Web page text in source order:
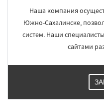
Наша компания
Южно-Сахалинске,
систем. Наши
сайтами